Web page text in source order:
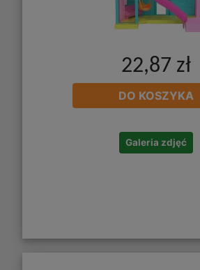
22,87 zł
DO KOSZYKA
Galeria zdjęć